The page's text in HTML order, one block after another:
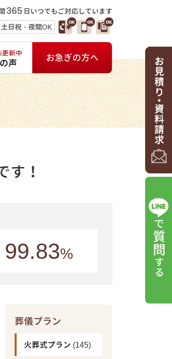
365 日いつでもご対応しています
土日祝・夜間OK
新中
声 お急ぎの方へ
す！
99.83%
葬儀プラン
火葬式プラン (145)